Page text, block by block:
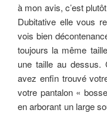
à mon avis, c’est
Dubitative elle vous
vois bien
toujours la même
une taille au dessus.
avez enfin trouvé
votre pantalon «
en arborant un large